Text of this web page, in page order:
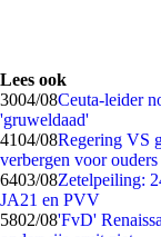
Lees ook
3004/08Ceuta-leider
'gruweldaad'
4104/08Regering VS
verbergen voor
6403/08Zetelpeiling:
JA21 en PVV
5802/08'FvD'